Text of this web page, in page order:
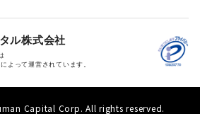
ル株式会社
よって運営されています。
Capital Corp. All rights reserved.